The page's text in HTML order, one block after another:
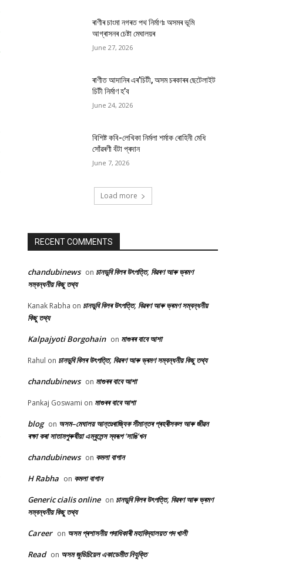
ৰাণীৰ চাংমা নগৰত পথ নিৰ্মাণঃ অসমৰ ভূমি
আগ্ৰাসনৰ চেষ্টা মেঘালয়ৰ
June 27, 2026
ৰাণীত আদানিৰ এৰ’চিটী, অসম চৰকাৰৰ ছেটেলাইট
চিটী নিৰ্মাণ হ’ব
June 24, 2026
বিশিষ্ট কবি-লেখিকা নিৰ্মলা শৰ্মাক ৰোহিনী মেধি
সোঁৱৰণী বঁটা প্ৰদান
June 7, 2026
Load more
RECENT COMMENTS
chandubinews on চানডুবি বিলৰ উৎপত্তি, বিৱৰণ আৰু ভ্ৰমণ
সম্বন্ধনীয় কিছু তথ্য
Kanak Rabha on চানডুবি বিলৰ উৎপত্তি, বিৱৰণ আৰু ভ্ৰমণ সম্বন্ধনীয়
কিছু তথ্য
Kalpajyoti Borgohain on মাগুৰৰ বাবে আশা
Rahul on চানডুবি বিলৰ উৎপত্তি, বিৱৰণ আৰু ভ্ৰমণ সম্বন্ধনীয় কিছু তথ্য
chandubinews on মাগুৰৰ বাবে আশা
Pankaj Goswami on মাগুৰৰ বাবে আশা
blog on অসম–মেঘালয় আন্তঃৰাজ্যিক সীমান্তৰ প্ৰহৰীসকল আৰু জীৱন
ৰক্ষা কৰা সাতামপুৰুষীয়া এম্বুলেন্স স্বৰূপ ‘সাঙি’খন
chandubinews on কমলা বাগান
H Rabha on কমলা বাগান
Generic cialis online on চানডুবি বিলৰ উৎপত্তি, বিৱৰণ আৰু ভ্ৰমণ
সম্বন্ধনীয় কিছু তথ্য
Career on অসম প্ৰশাসনীয় পদাধিকাৰী মহাবিদ্যালয়ত পদ খালী
Read on অসম জুডিচিয়েল একাডেমীত নিযুক্তি